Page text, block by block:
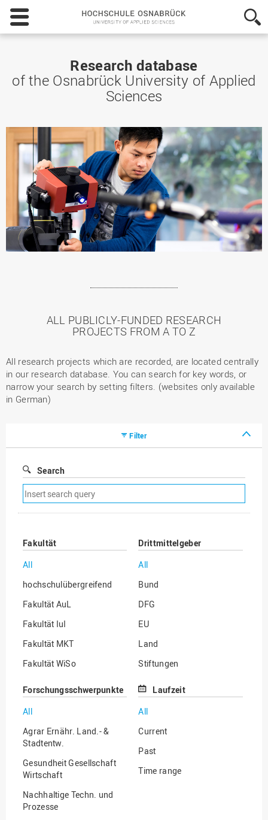
Hochschule
Osnabrück
-
Sciences
Research database
of the Osnabrück University of Applied
Sciences
ALL PUBLICLY-FUNDED RESEARCH
PROJECTS FROM A TO Z
All research projects which are recorded, are located centrally
in our research database. You can search for key words, or
narrow your search by setting filters. (websites only available
in German)
Filter
Search
Remove
search
filter
Fakultät
All
hochschulübergreifend
Fakultät AuL
Fakultät IuI
Fakultät MKT
Fakultät WiSo
Drittmittelgeber
All
Bund
DFG
EU
Land
Stiftungen
Sonstige
Forschungsschwerpunkte
All
Agrar Ernähr. Land.- &
Stadtentw.
Gesundheit Gesellschaft
Wirtschaft
Nachhaltige Techn. und
Prozesse
Laufzeit
All
Current
Past
Time range